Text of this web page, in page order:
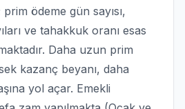
prim ödeme gün sayısı,
ve tahakkuk oranı esas
Daha uzun prim
kazanç beyanı, daha
yol açar. Emekli